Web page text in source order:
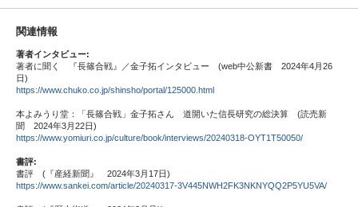
関連情報
著者インタビュー:
著者に聞く 『長篠合戦』／金子拓インタビュー (web中公新書 2024年4月26
日)
https://www.chuko.co.jp/shinsho/portal/125000.html
本よみうり堂：「長篠合戦」金子拓さん 道開いた信長研究の総決算 (読売新
聞 2024年3月22日)
https://www.yomiuri.co.jp/culture/book/interviews/20240318-OYT1T50050/
書評:
書評 (『産経新聞』 2024年3月17日)
https://www.sankei.com/article/20240317-3V445NWH2FK3NKNYQQ2P5YU5VA/